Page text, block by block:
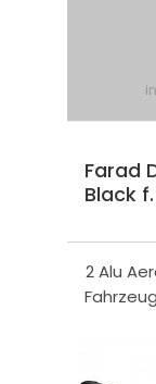
Farad
Black
2 Alu